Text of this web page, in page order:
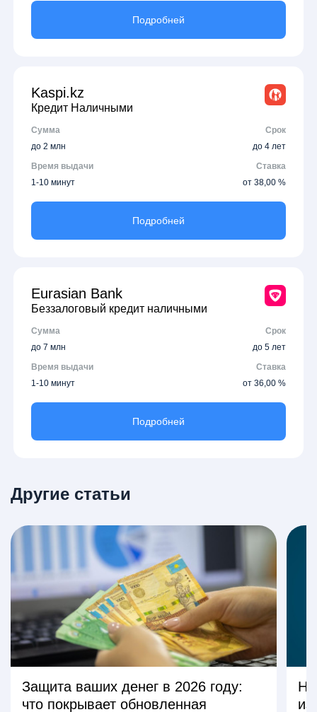
Подробней
Kaspi.kz
Кредит Наличными
Сумма
Срок
до 2 млн
до 4 лет
Время выдачи
Ставка
1-10 минут
от 38,00 %
Подробней
Eurasian Bank
Беззалоговый кредит наличными
Сумма
Срок
до 7 млн
до 5 лет
Время выдачи
Ставка
1-10 минут
от 36,00 %
Подробней
Другие статьи
Защита ваших денег в 2026 году:
что покрывает обновленная